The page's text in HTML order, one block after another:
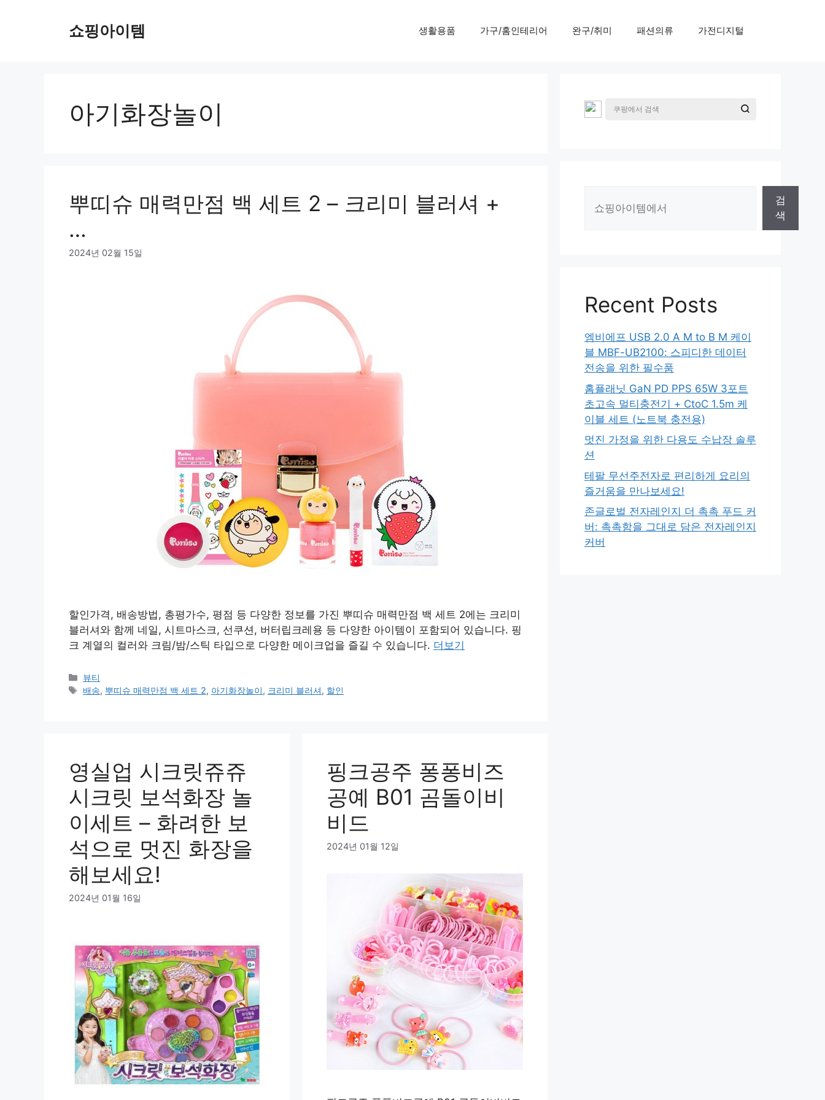
쇼핑아이템 생활용품 가구/홈인테리어 완구/취미 패션의류 가전디지털
아기화장놀이
뿌띠슈 매력만점 백 세트 2 – 크리미 블러셔 +
…
2024년 02월 15일
할인가격, 배송방법, 총평가수, 평점 등 다양한 정보를 가진 뿌띠슈 매력만점 백 세트 2에는 크리미
블러셔와 함께 네일, 시트마스크, 선쿠션, 버터립크레용 등 다양한 아이템이 포함되어 있습니다. 핑
크 계열의 컬러와 크림/밤/스틱 타입으로 다양한 메이크업을 즐길 수 있습니다. 더보기
카
테
뷰티
태
배송, 뿌띠슈 매력만점 백 세트 2, 아기화장놀이, 크리미 블러셔, 할인
영실업 시크릿쥬쥬
시크릿 보석화장 놀
이세트 – 화려한 보
석으로 멋진 화장을
해보세요!
2024년 01월 16일
핑크공주 퐁퐁비즈
공예 B01 곰돌이비
비드
2024년 01월 12일
검
색
Recent Posts
엠비에프 USB 2.0 A M to B M 케이
블 MBF-UB2100: 스피디한 데이터
전송을 위한 필수품
홈플래닛 GaN PD PPS 65W 3포트
초고속 멀티충전기 + CtoC 1.5m 케
이블 세트 (노트북 충전용)
멋진 가정을 위한 다용도 수납장 솔루
션
테팔 무선주전자로 편리하게 요리의
즐거움을 만나보세요!
존글로벌 전자레인지 더 촉촉 푸드 커
버: 촉촉함을 그대로 담은 전자레인지
커버